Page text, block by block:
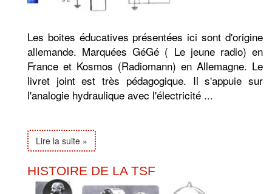
Les boites éducatives présentées ici sont d'origine
allemande. Marquées GéGé ( Le jeune radio) en
France et Kosmos (Radiomann) en Allemagne. Le
livret joint est très pédagogique. Il s'appuie sur
l'analogie hydraulique avec l'électricité ...
Lire la suite »
HISTOIRE DE LA TSF